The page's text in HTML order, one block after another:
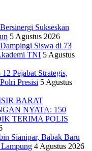
Sukseskan
5 Agustus 2026
Siswa di 73
TNI 5 Agustus
Pejabat Strategis,
Presisi 5 Agustus
BARAT
NYATA: 150
TERIMA POLIS
Sianipar, Babak Baru
4 Agustus 2026